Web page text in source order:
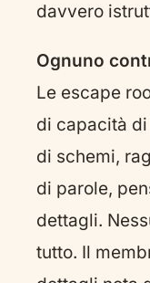
davvero
Ognuno
Le escape
di capacità
di schemi,
di parole,
dettagli.
tutto. Il